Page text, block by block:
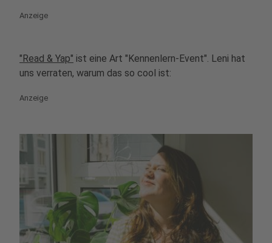
Anzeige
"Read & Yap" ist eine Art "Kennenlern-Event". Leni hat
uns verraten, warum das so cool ist:
Anzeige